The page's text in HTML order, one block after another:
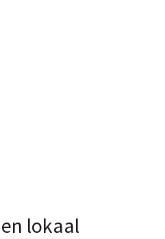
lokaal